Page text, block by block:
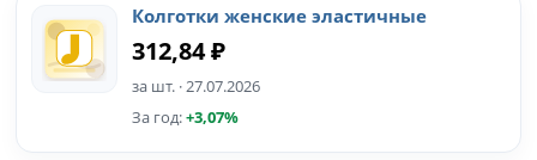
Колготки женские эластичные
312,84 ₽
за шт. · 27.07.2026
За год:+3,07%